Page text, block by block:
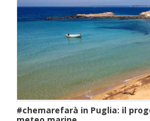
#chemarefarà in Puglia: il